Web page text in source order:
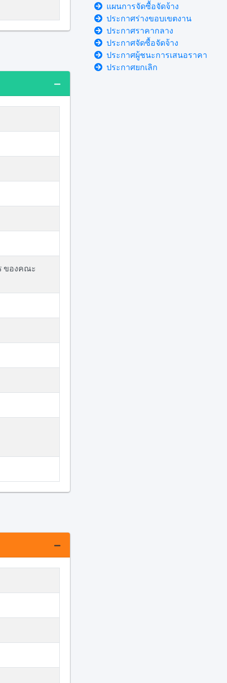
ของคณะ
แผนการจัดซื้อจัดจ้าง
ประกาศร่างขอบเขตงาน
ประกาศราคากลาง
ประกาศจัดซื้อจัดจ้าง
ประกาศผู้ชนะการเสนอราคา
ประกาศยกเลิก